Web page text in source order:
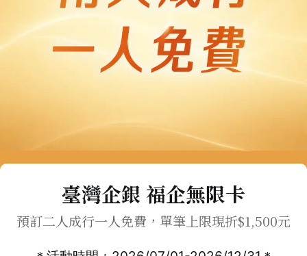
臺灣企銀 福企無限卡
預訂二人成行一人免費，單筆上限現折$1,500元